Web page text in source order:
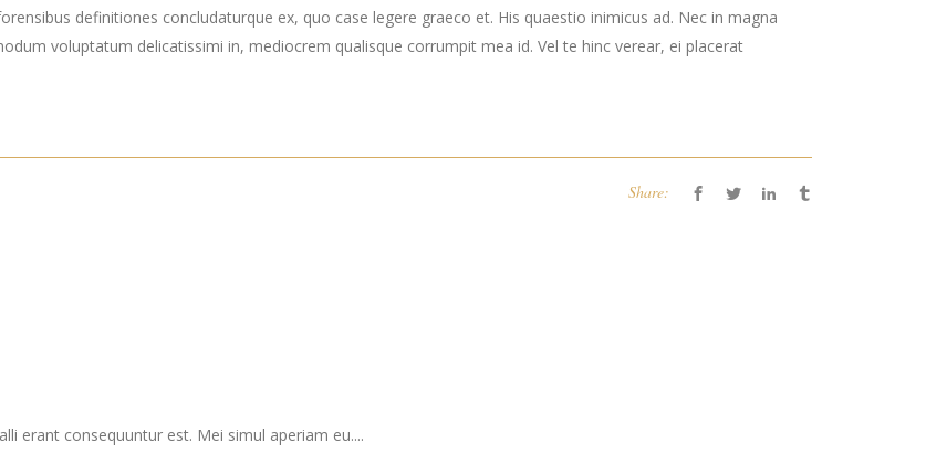
definitiones concludaturque ex, quo case legere graeco et. His quaestio inimicus ad. Nec in magna
voluptatum delicatissimi in, mediocrem qualisque corrumpit mea id. Vel te hinc verear, ei placerat
Share:
erant consequuntur est. Mei simul aperiam eu....